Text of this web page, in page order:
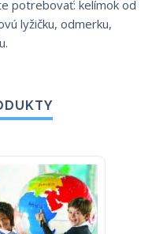
potrebovať: kelímok od
lyžičku, odmerku,